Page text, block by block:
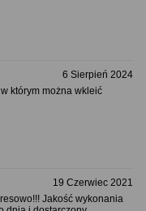
6 Sierpień 2024
którym można wkleić
19 Czerwiec 2021
Jakość wykonania